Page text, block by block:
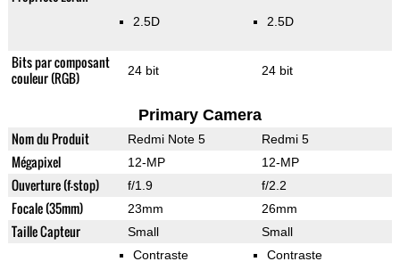
2.5D 2.5D
Bits par composant
couleur (RGB)
24 bit 24 bit
Primary Camera
Nom du Produit Redmi Note 5 Redmi 5
Mégapixel 12-MP 12-MP
Ouverture (f-stop) f/1.9 f/2.2
Focale (35mm) 23mm 26mm
Taille Capteur Small Small
Contraste Contraste